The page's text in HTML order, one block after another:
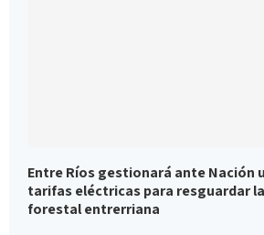
Entre Ríos gestionará ante Nación
tarifas eléctricas para resguardar
forestal entrerriana